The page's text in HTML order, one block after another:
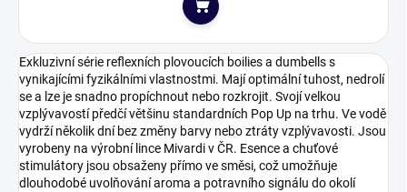
Do košíku
Exkluzivní série reflexních plovoucích boilies a dumbells s
vynikajícími fyzikálními vlastnostmi. Mají optimální tuhost, nedrolí
se a lze je snadno propíchnout nebo rozkrojit. Svojí velkou
vzplývavostí předčí většinu standardních Pop Up na trhu. Ve vodě
vydrží několik dní bez změny barvy nebo ztráty vzplývavosti. Jsou
vyrobeny na výrobní lince Mivardi v ČR. Esence a chuťové
stimulátory jsou obsaženy přímo ve směsi, což umožňuje
dlouhodobé uvolňování aroma a potravního signálu do okolí